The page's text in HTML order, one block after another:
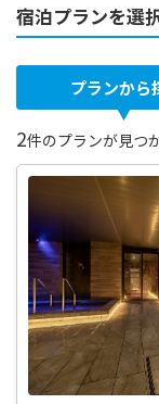
宿泊プランを選
プランから
2件のプランが見つ